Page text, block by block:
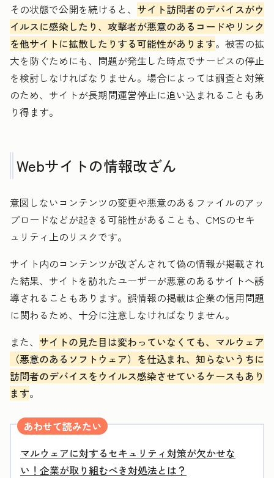
その状態で公開を続けると、 サイト訪問者のデバイスがウ
イルスに感染したり、攻撃者が悪意のあるコードやリンク
を他サイトに拡散したりする可能性があります。被害の拡
大を防ぐためにも、問題が発生した時点でサービスの停止
を検討しなければなりません。場合によっては調査と対策
のため、サイトが長期間運営停止に追い込まれることもあ
り得ます。
Webサイトの情報改ざん
意図しないコンテンツの変更や悪意のあるファイルのアッ
プロードなどが起きる可能性があることも、CMSのセキ
ュリティ上のリスクです。
サイト内のコンテンツが改ざんされて偽の情報が掲載され
た結果、サイトを訪れたユーザーが悪意のあるサイトへ誘
導されることもあります。誤情報の掲載は企業の信用問題
に関わるため、十分に注意しなければなりません。
また、 サイトの見た目は変わっていなくても、マルウェア
（悪意のあるソフトウェア）を仕込まれ、知らないうちに
訪問者のデバイスをウイルス感染させているケースもあり
ます。
あわせて読みたい
マルウェアに対するセキュリティ対策が欠かせな
い！企業が取り組むべき対処法とは？